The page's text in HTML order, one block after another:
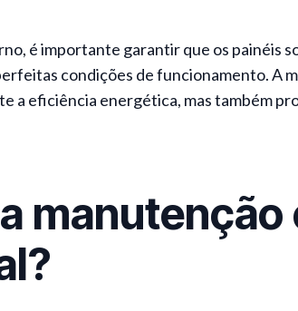
é importante garantir que os painéis
condições de funcionamento. A
a eficiência energética, mas também
manutenção